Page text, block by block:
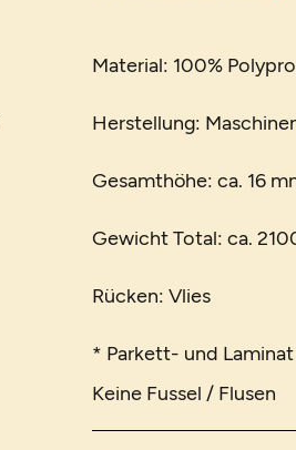
Material: 100%
Herstellung:
Gesamthöhe: ca. 16
Gewicht Total: ca.
Rücken: Vlies
* Parkett- und
Keine Fussel / Flusen